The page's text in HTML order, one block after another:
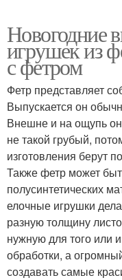
Новогодние
игрушек из
с фетром
Фетр представляет
Выпускается он
Внешне и на ощупь
не такой грубый,
изготовления берут
Также фетр может
полусинтетических
елочные игрушки
разную толщину
нужную для того или
обработки, а
создавать самые